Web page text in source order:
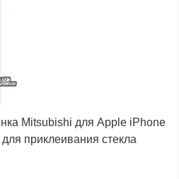
Mitsubishi для Apple iPhone
для приклеивания стекла